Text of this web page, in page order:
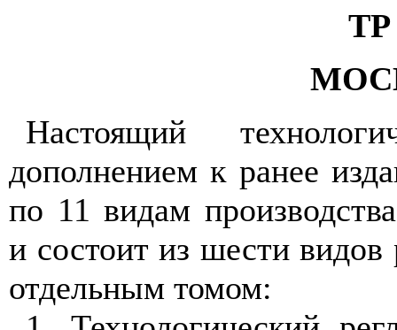
ТР
Настоящий
дополнением к ранее
по 11 видам
и состоит из шести
отдельным томом: